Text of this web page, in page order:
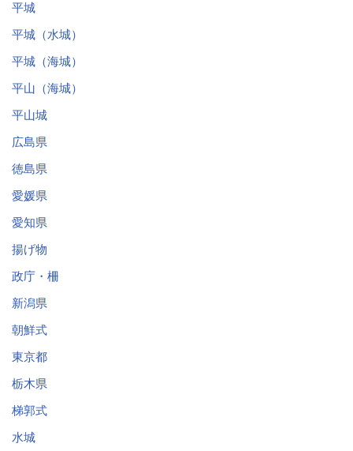
平城
平城（水城）
平城（海城）
平山（海城）
平山城
広島県
徳島県
愛媛県
愛知県
揚げ物
政庁・柵
新潟県
朝鮮式
東京都
栃木県
梯郭式
水城